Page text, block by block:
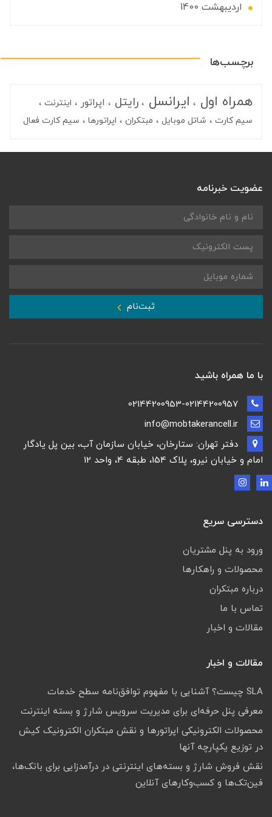
ارديبهشت 1400
برچسب‌ها
همراه اول ایرانسل رایتل اپراتور
اینترنت
سیم کارت
شاتل موبایل مبتکران اپراتورها سیم کارت فعال
عضویت خبرنامه
ثبت‌نام
با ما همراه باشید
دفتر تهران: ستارخان، خیابان سازمان آب، بین پل یادگار
امام و خیابان نیرو، پلاک 154، طبقه 4، واحد 12
دسترسی سریع
ورود به پنل مشتریان
محصولات و راهکارها
درباره مبتکران
تماس با ما
مقالات و اخبار
مقالات و اخبار
SLA چیست؟ آشنایی با مفهوم توافق‌نامه سطح خدمات
معرفی پنل حرفه‌ای برای مدیریت سرویس شارژ و بسته اینترنت
محصولات الکترونیکی اپراتورها و نقش مبتکران الکترونیک کیش
در توزیع یکپارچه آنها
نقش فروش شارژ و بسته‌های اینترنتی در درآمدزایی برای بانک‌ها،
فین‌تک‌ها و کسب‌وکارهای آنلاین